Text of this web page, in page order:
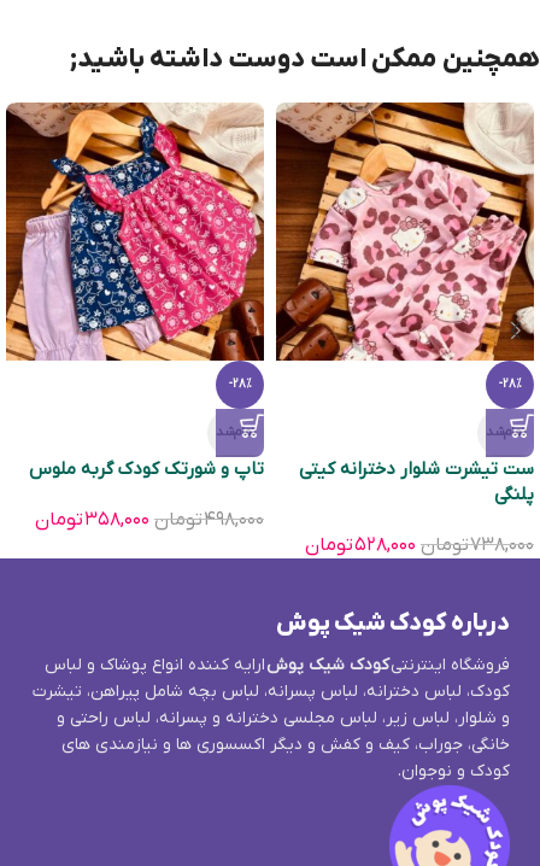
همچنین ممکن است دوست داشته باشید;
-28%
تمام‌شد
ست تیشرت شلوار دخترانه کیتی
پلنگی
۷۳۸,۰۰۰تومان ۵۲۸,۰۰۰تومان
-28%
تمام‌شد
تاپ و شورتک کودک گربه ملوس
۴۹۸,۰۰۰تومان ۳۵۸,۰۰۰تومان
درباره کودک شیک پوش
فروشگاه اینترنتیکودک شیک پوشارایه کننده انواع پوشاک و لباس
کودک، لباس دخترانه، لباس پسرانه، لباس بچه شامل پیراهن، تیشرت
و شلوار، لباس زیر، لباس مجلسی دخترانه و پسرانه، لباس راحتی و
خانگی، جوراب، کیف و کفش و دیگر اکسسوری ها و نیازمندی های
کودک و نوجوان.